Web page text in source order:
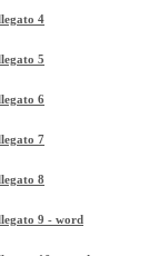
4
5
6
7
8
9 - word